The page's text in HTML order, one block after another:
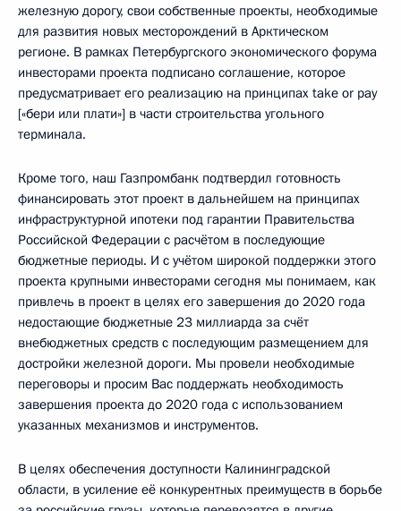
железную дорогу, свои собственные проекты, необходимые
для развития новых месторождений в Арктическом
регионе. В рамках Петербургского экономического форума
инвесторами проекта подписано соглашение, которое
предусматривает его реализацию на принципах take or pay
[«бери или плати»] в части строительства угольного
терминала.
Кроме того, наш Газпромбанк подтвердил готовность
финансировать этот проект в дальнейшем на принципах
инфраструктурной ипотеки под гарантии Правительства
Российской Федерации с расчётом в последующие
бюджетные периоды. И с учётом широкой поддержки этого
проекта крупными инвесторами сегодня мы понимаем, как
привлечь в проект в целях его завершения до 2020 года
недостающие бюджетные 23 миллиарда за счёт
внебюджетных средств с последующим размещением для
достройки железной дороги. Мы провели необходимые
переговоры и просим Вас поддержать необходимость
завершения проекта до 2020 года с использованием
указанных механизмов и инструментов.
В целях обеспечения доступности Калининградской
области, в усиление её конкурентных преимуществ в борьбе